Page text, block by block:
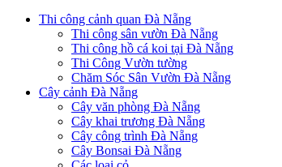
Thi công cảnh quan Đà Nẵng
Thi công sân vườn Đà Nẵng
Thi công hồ cá koi tại Đà Nẵng
Thi Công Vườn tường
Chăm Sóc Sân Vườn Đà Nẵng
Cây cảnh Đà Nẵng
Cây văn phòng Đà Nẵng
Cây khai trương Đà Nẵng
Cây công trình Đà Nẵng
Cây Bonsai Đà Nẵng